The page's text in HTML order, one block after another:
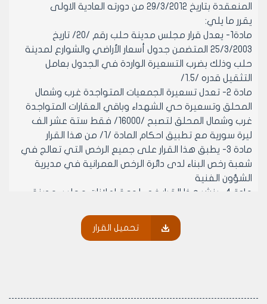
المنعقدة بتاريخ 29/3/2012 من دورته العادية الاولى
يقرر ما يلي:
مادة1- يعدل قرار مجلس مدينة حلب رقم /20/ تاريخ
25/3/2003 المتضمن جدول أسعار الأراضي والشوارع لمدينة
حلب وذلك بضرب التسعيرة الواردة في الجدول بعامل
التثقيل قدره /1.5/
مادة 2- تعدل تسعيرة الجمعيات المتواجدة غرب وشمال
المحلق وتسعيرة حي الشهداء وباقي العقارات المتواجدة
غرب وشمال المحلق لتصبح /16000/ فقط ستة عشر الف
ليرة سورية مع تطبيق احكام المادة /1/ من هذا القرار
مادة 3- يطبق هذا القرار على جميع الرخص التي تعالج في
شعبة رخص البناء لدى دائرة الرخص العمرانية في مديرية
الشؤون الفنية
مادة 4- ينشر هذا القرار في لوحة إعلانات مجلس مدينة
رئيس مجلس مدينة حلب
تحميل القرار